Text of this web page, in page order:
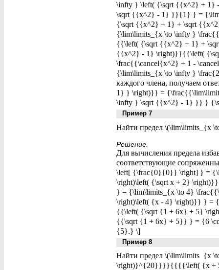
\infty } \left( {\sqrt {{x^2} + 1}
\sqrt {{x^2} - 1} }}{1} } =
{\sqrt {{x^2} + 1} + \sqrt
{\lim\limits_{x \to \infty }
{{\left( {\sqrt {{x^2} + 1} +
{{x^2} - 1} \right)}}{{\left(
\frac{{\cancel{x^2} + 1 -
{\lim\limits_{x \to \infty }
каждого члена, получаем
1} } \right)}} =
\infty } \sqrt {{x^2} - 1} }} }
Пример 7
Найти предел \(\lim\limits_{x
Решение.
Для вычисления предела
соответствующие
\left[ {\frac{0}{0}} \right] } =
\right)\left( {\sqrt x + 2}
} = {\lim\limits_{x \to 4}
\right)\left( {x - 4} \right)}} } =
{{\left( {\sqrt {1 + 6x} + 5}
{{\sqrt {1 + 6x} + 5}} } = {6
{5}.} \]
Пример 8
Найти предел
\right)}^{20}}}}{{{{\left( {x +